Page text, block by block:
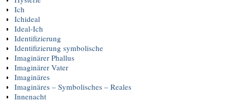
Ich
Ichideal
Ideal-Ich
Identifizierung
Identifizierung symbolische
Imaginärer Phallus
Imaginärer Vater
Imaginäres
Imaginäres – Symbolisches – Reales
Innenacht